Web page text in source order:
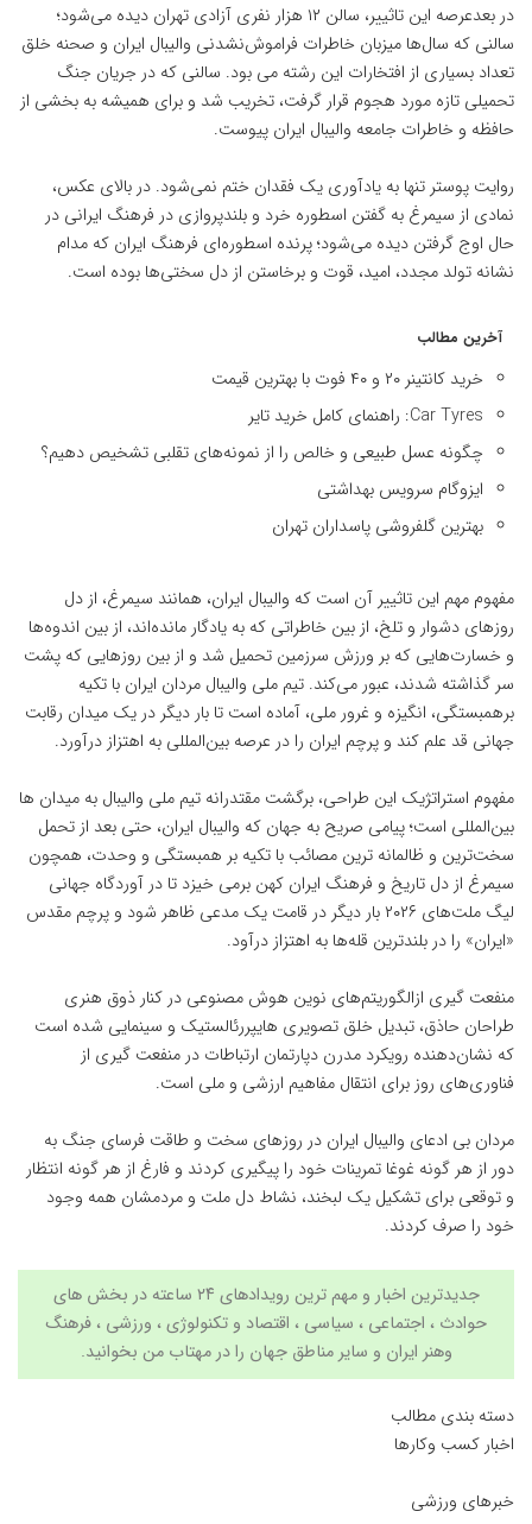
در بعد‌عرصه این تاثییر، سالن ۱۲ هزار نفری آزادی تهران دیده می‌شود؛
سالنی که سال‌ها میزبان خاطرات فراموش‌نشدنی والیبال ایران و صحنه خلق
تعداد بسیاری از افتخارات این رشته می بود. سالنی که در جریان جنگ
تحمیلی تازه مورد هجوم قرار گرفت، تخریب شد و برای همیشه به بخشی از
حافظه و خاطرات جامعه والیبال ایران پیوست.
روایت پوستر تنها به یادآوری یک فقدان ختم نمی‌شود. در بالای عکس،
نمادی از سیمرغ به گفتن اسطوره خرد و بلندپروازی در فرهنگ ایرانی در
حال اوج گرفتن دیده می‌شود؛ پرنده اسطوره‌ای فرهنگ ایران که مدام
نشانه تولد مجدد، امید، قوت و برخاستن از دل سختی‌ها بوده است.
آخرین مطالب
خرید کانتینر ۲۰ و ۴۰ فوت با بهترین قیمت
Car Tyres: راهنمای کامل خرید تایر
چگونه عسل طبیعی و خالص را از نمونه‌های تقلبی تشخیص دهیم؟
ایزوگام سرویس بهداشتی
بهترین گلفروشی پاسداران تهران
مفهوم مهم این تاثییر آن است که والیبال ایران، همانند سیمرغ، از دل
روزهای دشوار و تلخ، از بین خاطراتی که به یادگار مانده‌اند، از بین اندوه‌ها
و خسارت‌هایی که بر ورزش سرزمین تحمیل شد و از بین روزهایی که پشت
سر گذاشته شدند، عبور می‌کند. تیم ملی والیبال مردان ایران با تکیه
برهمبستگی، انگیزه و غرور ملی، آماده است تا بار دیگر در یک میدان رقابت
جهانی قد علم کند و پرچم ایران را در عرصه بین‌المللی به اهتزاز درآورد.
مفهوم استراتژیک این طراحی، برگشت مقتدرانه تیم ملی والیبال به میدان ها
بین‌المللی است؛ پیامی صریح به جهان که والیبال ایران، حتی بعد از تحمل
سخت‌ترین و ظالمانه ترین مصائب با تکیه بر همبستگی و وحدت، همچون
سیمرغ از دل تاریخ و فرهنگ ایران کهن برمی خیزد تا در آوردگاه جهانی
لیگ ملت‌های ۲۰۲۶ بار دیگر در قامت یک مدعی ظاهر شود و پرچم مقدس
«ایران» را در بلندترین قله‌ها به اهتزاز درآود.
منفعت گیری ازالگوریتم‌های نوین هوش مصنوعی در کنار ذوق هنری
طراحان حاذق، تبدیل خلق تصویری هایپررئالستیک و سینمایی شده است
که نشان‌دهنده رویکرد مدرن دپارتمان ارتباطات در منفعت گیری از
فناوری‌های روز برای انتقال مفاهیم ارزشی و ملی است.
مردان بی ادعای والیبال ایران در روزهای سخت و طاقت فرسای جنگ به
دور از هر گونه غوغا تمرینات خود را پیگیری کردند و فارغ از هر گونه انتظار
و توقعی برای تشکیل یک لبخند، نشاط دل ملت و مردمشان همه وجود
خود را صرف کردند.
جدیدترین اخبار و مهم ترین رویدادهای ۲۴ ساعته در بخش های
حوادث ، اجتماعی ، سیاسی ، اقتصاد و تکنولوژی، ورزشی ، فرهنگ
وهنر ایران و سایر مناطق جهان را درمهتاب من بخوانید.
دسته بندی مطالب
اخبار کسب وکارها
خبرهای ورزشی